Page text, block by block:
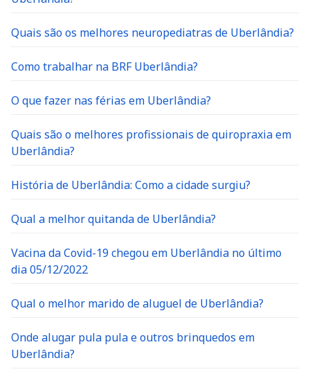
Quais são os melhores neuropediatras de Uberlândia?
Como trabalhar na BRF Uberlândia?
O que fazer nas férias em Uberlândia?
Quais são o melhores profissionais de quiropraxia em
Uberlândia?
História de Uberlândia: Como a cidade surgiu?
Qual a melhor quitanda de Uberlândia?
Vacina da Covid-19 chegou em Uberlândia no último
dia 05/12/2022
Qual o melhor marido de aluguel de Uberlândia?
Onde alugar pula pula e outros brinquedos em
Uberlândia?